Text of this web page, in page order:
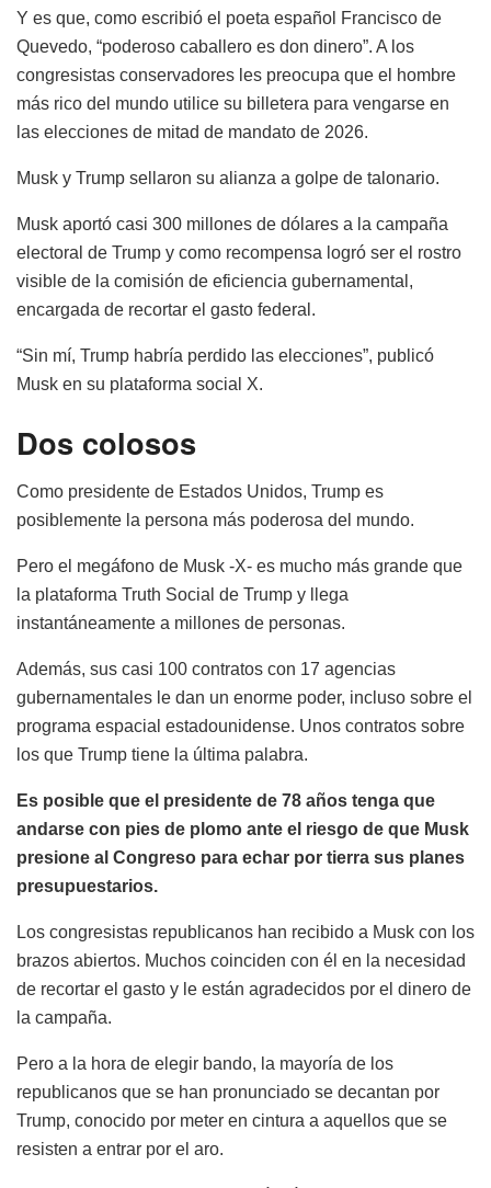
Y es que, como escribió el poeta español Francisco de
Quevedo, “poderoso caballero es don dinero”. A los
congresistas conservadores les preocupa que el hombre
más rico del mundo utilice su billetera para vengarse en
las elecciones de mitad de mandato de 2026.
Musk y Trump sellaron su alianza a golpe de talonario.
Musk aportó casi 300 millones de dólares a la campaña
electoral de Trump y como recompensa logró ser el rostro
visible de la comisión de eficiencia gubernamental,
encargada de recortar el gasto federal.
“Sin mí, Trump habría perdido las elecciones”, publicó
Musk en su plataforma social X.
Dos colosos
Como presidente de Estados Unidos, Trump es
posiblemente la persona más poderosa del mundo.
Pero el megáfono de Musk -X- es mucho más grande que
la plataforma Truth Social de Trump y llega
instantáneamente a millones de personas.
Además, sus casi 100 contratos con 17 agencias
gubernamentales le dan un enorme poder, incluso sobre el
programa espacial estadounidense. Unos contratos sobre
los que Trump tiene la última palabra.
Es posible que el presidente de 78 años tenga que
andarse con pies de plomo ante el riesgo de que Musk
presione al Congreso para echar por tierra sus planes
presupuestarios.
Los congresistas republicanos han recibido a Musk con los
brazos abiertos. Muchos coinciden con él en la necesidad
de recortar el gasto y le están agradecidos por el dinero de
la campaña.
Pero a la hora de elegir bando, la mayoría de los
republicanos que se han pronunciado se decantan por
Trump, conocido por meter en cintura a aquellos que se
resisten a entrar por el aro.